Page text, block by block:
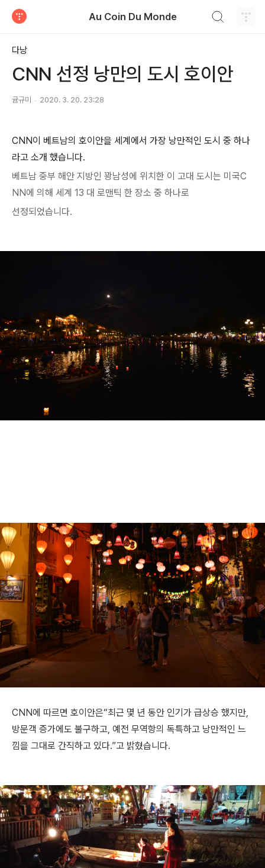
Au Coin Du Monde
다낭
CNN 선정 낭만의 도시 호이안
귬규미 2020. 3. 20. 23:28
CNN이 베트남의 호이안을 세계에서 가장 낭만적인 도시 중 하나
라고 소개 했습니다.
베트남 중부 해안 지방인 꽝남성에 위치한 이 고대 도시는 미국C
NN에 의해 세계 13 대 로맨틱 한 장소 중 하나로
선정되었습니다.
CNN에 따르면 호이안은“최근 몇 년 동안 인기가 급상승 했지만,
방문객 증가에도 불구하고, 예전 무역항의 독특하고 낭만적인 느
낌을 그대로 간직하고 있다.”고 밝혔습니다.